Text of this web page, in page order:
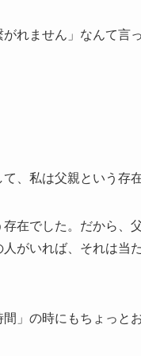
れません」なんて言
、私は父親という存
在でした。だから、
がいれば、それは当
」の時にもちょっと